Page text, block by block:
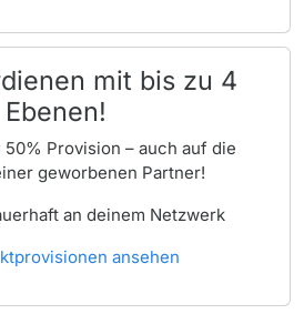
mit bis zu 4
Ebenen!
50% Provision – auch auf die
geworbenen Partner!
an deinem Netzwerk
ansehen